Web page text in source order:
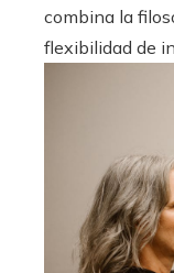
combina la
flexibilidad de